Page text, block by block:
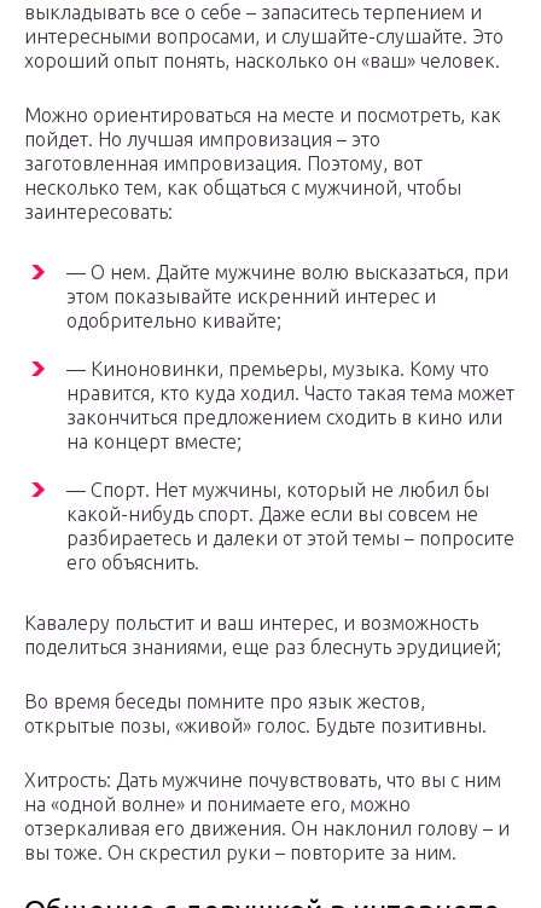
выкладывать все о себе – запаситесь терпением и
интересными вопросами, и слушайте-слушайте. Это
хороший опыт понять, насколько он «ваш» человек.
Можно ориентироваться на месте и посмотреть, как
пойдет. Но лучшая импровизация – это
заготовленная импровизация. Поэтому, вот
несколько тем, как общаться с мужчиной, чтобы
заинтересовать:
— О нем. Дайте мужчине волю высказаться, при
этом показывайте искренний интерес и
одобрительно кивайте;
— Киноновинки, премьеры, музыка. Кому что
нравится, кто куда ходил. Часто такая тема может
закончиться предложением сходить в кино или
на концерт вместе;
— Спорт. Нет мужчины, который не любил бы
какой-нибудь спорт. Даже если вы совсем не
разбираетесь и далеки от этой темы – попросите
его объяснить.
Кавалеру польстит и ваш интерес, и возможность
поделиться знаниями, еще раз блеснуть эрудицией;
Во время беседы помните про язык жестов,
открытые позы, «живой» голос. Будьте позитивны.
Хитрость: Дать мужчине почувствовать, что вы с ним
на «одной волне» и понимаете его, можно
отзеркаливая его движения. Он наклонил голову – и
вы тоже. Он скрестил руки – повторите за ним.